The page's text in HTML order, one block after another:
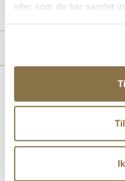
eller som de har samlet
PRODUKTDETALJER
Såle:EVA såle,